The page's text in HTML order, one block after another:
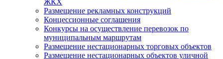
ЖКХ
Размещение рекламных конструкций
Концессионные соглашения
Конкурсы на осуществление перевозок по
муниципальным маршрутам
Размещение нестационарных торговых объектов
Размещение нестационарных объектов уличной